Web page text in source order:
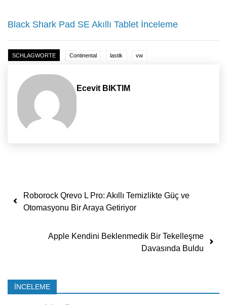
Black Shark Pad SE Akıllı Tablet İnceleme
SCHLAGWORTE Continental lastik vw
Ecevit BIKTIM
Yazı dolaşımı
Roborock Qrevo L Pro: Akıllı Temizlikte Güç ve
Otomasyonu Bir Araya Getiriyor
Apple Kendini Beklenmedik Bir Tekelleşme
Davasında Buldu
İNCELEME